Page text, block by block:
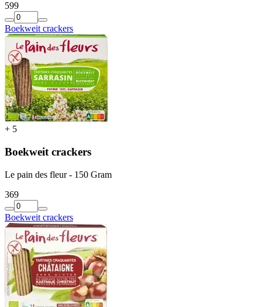
599
Boekweit crackers
+ 5
Boekweit crackers
Le pain des fleur - 150 Gram
369
Boekweit crackers